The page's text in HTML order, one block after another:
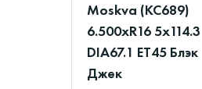
Moskva (КС689)
6.500xR16 5x114.3
DIA67.1 ET45 Блэк
Джек